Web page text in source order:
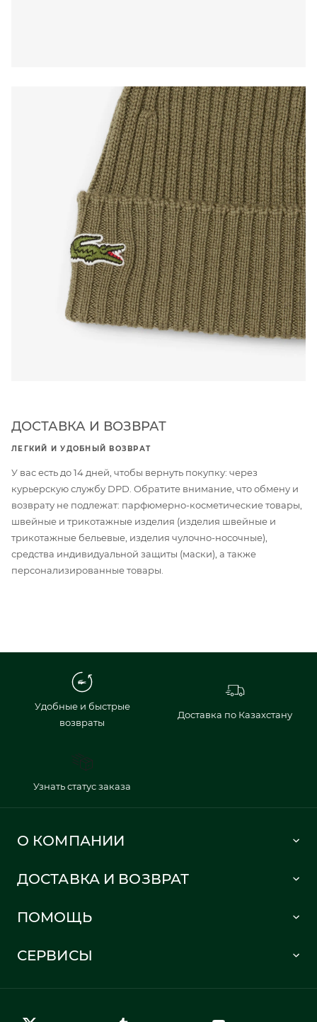
ДОСТАВКА И ВОЗВРАТ
ЛЕГКИЙ И УДОБНЫЙ ВОЗВРАТ
У вас есть до 14 дней, чтобы вернуть покупку: через
курьерскую службу DPD. Обратите внимание, что обмену и
возврату не подлежат: парфюмерно-косметические товары,
швейные и трикотажные изделия (изделия швейные и
трикотажные бельевые, изделия чулочно-носочные),
средства индивидуальной защиты (маски), а также
персонализированные товары.
Удобные и быстрые
возвраты
Доставка по Казахстану
Узнать статус заказа
О КОМПАНИИ
Политика в отношении обработки персональных данных
ДОСТАВКА И ВОЗВРАТ
Информация о доставке
Правила возврата
ПОМОЩЬ
Карта сайта
СЕРВИСЫ